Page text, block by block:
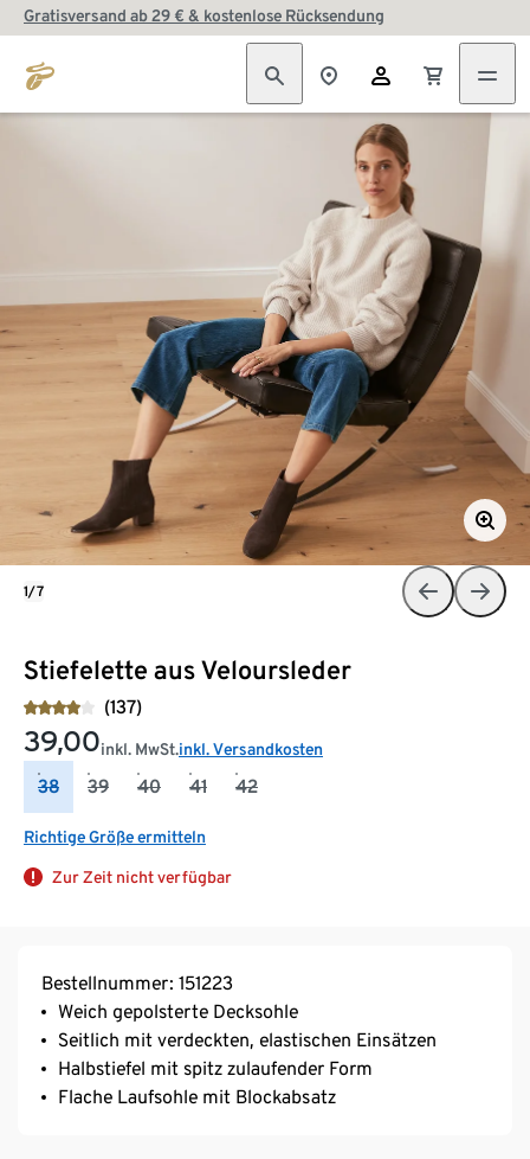
Gratisversand ab 29 € & kostenlose Rücksendung
Stiefelette aus Veloursleder
(137)
39,00inkl. MwSt.inkl. Versandkosten
38 39 40 41 42
Richtige Größe ermitteln
Zur Zeit nicht verfügbar
1/7
Bestellnummer: 151223
Weich gepolsterte Decksohle
Seitlich mit verdeckten, elastischen Einsätzen
Halbstiefel mit spitz zulaufender Form
Flache Laufsohle mit Blockabsatz